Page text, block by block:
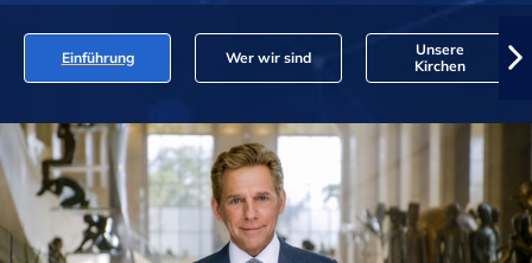
Einführung Wer wir sind
Unsere
Kirchen